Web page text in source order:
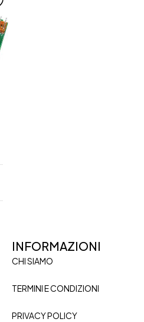
INFORMAZIONI
CHI SIAMO
TERMINI E CONDIZIONI
PRIVACY POLICY